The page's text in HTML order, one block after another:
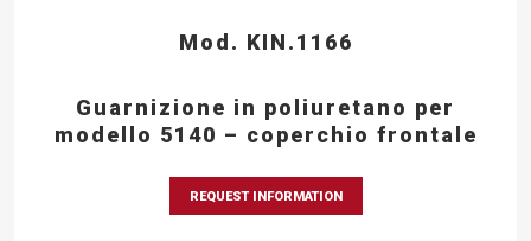
Mod. KIN.1166
Guarnizione in poliuretano per
modello 5140 – coperchio frontale
REQUEST INFORMATION